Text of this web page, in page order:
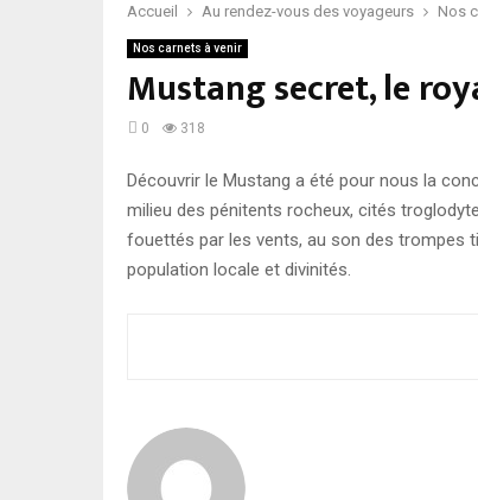
Accueil Au rendez-vous des voyageurs Nos
Nos carnets à venir
Mustang secret, le
0 318
Découvrir le Mustang a été pour nous la
milieu des pénitents rocheux, cités
fouettés par les vents, au son des trompes
population locale et divinités.